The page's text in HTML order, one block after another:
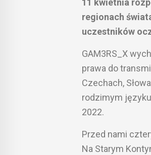
11 kwietnia
regionach
uczestników
GAM3RS_X
prawa do
Czechach,
rodzimym
2022.
Przed nami
Na Starym